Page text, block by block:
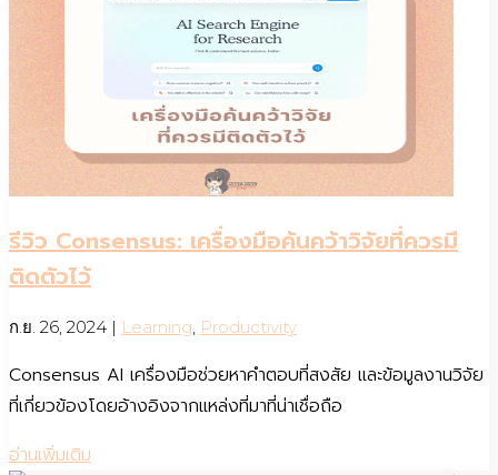
รีวิว Consensus: เครื่องมือค้นคว้าวิจัยที่ควรมี
ติดตัวไว้
ก.ย. 26, 2024 | Learning, Productivity
Consensus AI เครื่องมือช่วยหาคำตอบที่สงสัย และข้อมูลงานวิจัย
ที่เกี่ยวข้องโดยอ้างอิงจากแหล่งที่มาที่น่าเชื่อถือ
อ่านเพิ่มเติม